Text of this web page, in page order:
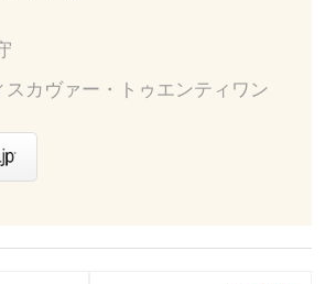
スカヴァー・トゥエンティワン